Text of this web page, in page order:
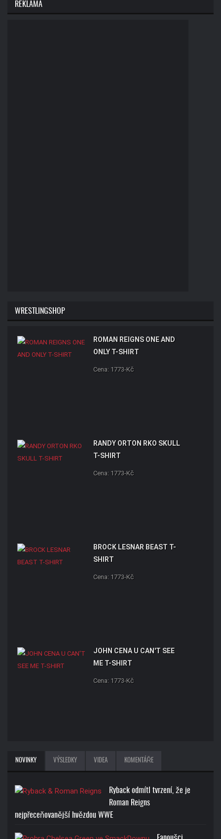
REKLAMA
WRESTLINGSHOP
ROMAN REIGNS ONE AND
ONLY T-SHIRT
Cena: 1773-Kč
RANDY ORTON RKO SKULL
T-SHIRT
Cena: 1773-Kč
BROCK LESNAR BEAST T-
SHIRT
Cena: 1773-Kč
JOHN CENA U CAN'T SEE
ME T-SHIRT
Cena: 1773-Kč
NOVINKY VÝSLEDKY VIDEA KOMENTÁŘE
Ryback odmítl tvrzení, že je
Roman Reigns
nejpřeceňovanější hvězdou WWE